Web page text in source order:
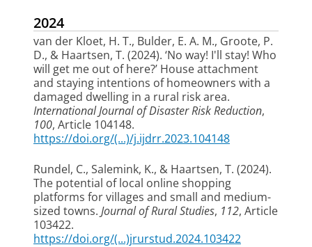
2024
van der Kloet, H. T., Bulder, E. A. M., Groote, P.
D., & Haartsen, T. (2024). ‘No way! I'll stay! Who
will get me out of here?’ House attachment
and staying intentions of homeowners with a
damaged dwelling in a rural risk area.
International Journal of Disaster Risk Reduction,
100, Article 104148.
https://doi.org/(...)/j.ijdrr.2023.104148
Rundel, C., Salemink, K., & Haartsen, T. (2024).
The potential of local online shopping
platforms for villages and small and medium-
sized towns. Journal of Rural Studies, 112, Article
103422.
https://doi.org/(...)jrurstud.2024.103422